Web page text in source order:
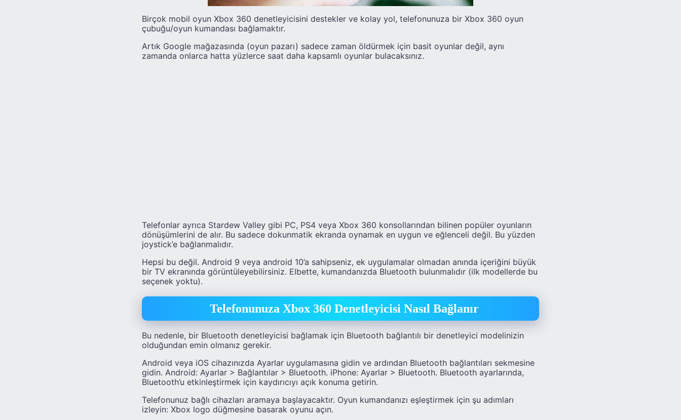
Birçok mobil oyun Xbox 360 denetleyicisini destekler ve kolay yol, telefonunuza bir Xbox 360 oyun
çubuğu/oyun kumandası bağlamaktır.
Artık Google mağazasında (oyun pazarı) sadece zaman öldürmek için basit oyunlar değil, aynı
zamanda onlarca hatta yüzlerce saat daha kapsamlı oyunlar bulacaksınız.
Telefonlar ayrıca Stardew Valley gibi PC, PS4 veya Xbox 360 konsollarından bilinen popüler oyunların
dönüşümlerini de alır. Bu sadece dokunmatik ekranda oynamak en uygun ve eğlenceli değil. Bu yüzden
joystick’e bağlanmalıdır.
Hepsi bu değil. Android 9 veya android 10’a sahipseniz, ek uygulamalar olmadan anında içeriğini büyük
bir TV ekranında görüntüleyebilirsiniz. Elbette, kumandanızda Bluetooth bulunmalıdır (ilk modellerde bu
seçenek yoktu).
Telefonunuza Xbox 360 Denetleyicisi Nasıl Bağlanır
Bu nedenle, bir Bluetooth denetleyicisi bağlamak için Bluetooth bağlantılı bir denetleyici modelinizin
olduğundan emin olmanız gerekir.
Android veya iOS cihazınızda Ayarlar uygulamasına gidin ve ardından Bluetooth bağlantıları sekmesine
gidin. Android: Ayarlar > Bağlantılar > Bluetooth. iPhone: Ayarlar > Bluetooth. Bluetooth ayarlarında,
Bluetooth’u etkinleştirmek için kaydırıcıyı açık konuma getirin.
Telefonunuz bağlı cihazları aramaya başlayacaktır. Oyun kumandanızı eşleştirmek için şu adımları
izleyin: Xbox logo düğmesine basarak oyunu açın.